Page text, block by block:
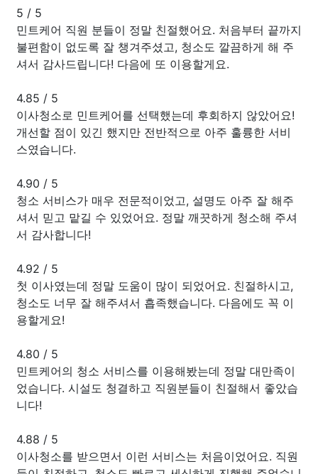
5 / 5
민트케어 직원 분들이 정말 친절했어요. 처음부터 끝까지
불편함이 없도록 잘 챙겨주셨고, 청소도 깔끔하게 해 주
셔서 감사드립니다! 다음에 또 이용할게요.
4.85 / 5
이사청소로 민트케어를 선택했는데 후회하지 않았어요!
개선할 점이 있긴 했지만 전반적으로 아주 훌륭한 서비
스였습니다.
4.90 / 5
청소 서비스가 매우 전문적이었고, 설명도 아주 잘 해주
셔서 믿고 맡길 수 있었어요. 정말 깨끗하게 청소해 주셔
서 감사합니다!
4.92 / 5
첫 이사였는데 정말 도움이 많이 되었어요. 친절하시고,
청소도 너무 잘 해주셔서 흡족했습니다. 다음에도 꼭 이
용할게요!
4.80 / 5
민트케어의 청소 서비스를 이용해봤는데 정말 대만족이
었습니다. 시설도 청결하고 직원분들이 친절해서 좋았습
니다!
4.88 / 5
이사청소를 받으면서 이런 서비스는 처음이었어요. 직원